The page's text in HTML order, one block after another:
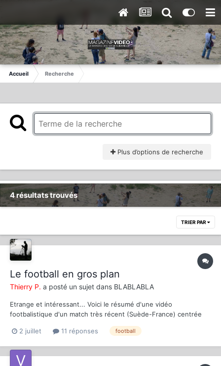
Accueil Recherche
Plus d’options de recherche
4 résultats trouvés
TRIER PAR
Le football en gros plan
Thierry P. a posté un sujet dans BLABLABLA
Etrange et intéressant... Voici le résumé d'une vidéo
footbalistique d'un match très récent (Suède-France) centrée
l'occurrence Mbappé. Les gros plans sont tels qu'on voit toutes
2 juillet 11 réponses football